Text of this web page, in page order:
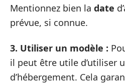
Mentionnez bien la date
prévue, si connue.
3. Utiliser un modèle :
il peut être utile d’utiliser
d’hébergement. Cela